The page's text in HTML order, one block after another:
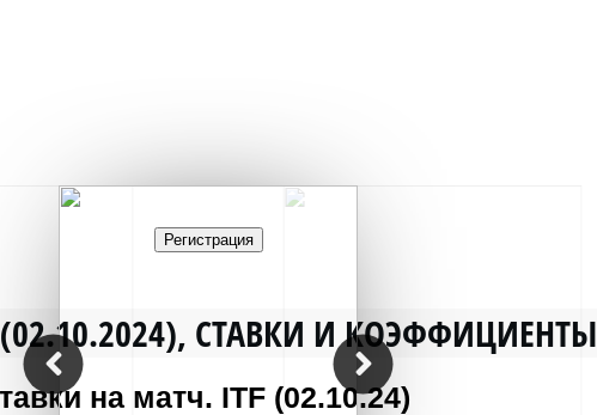
Регистрация
СТАВКИ И КОЭФФИЦИЕНТЫ
на матч. ITF (02.10.24)